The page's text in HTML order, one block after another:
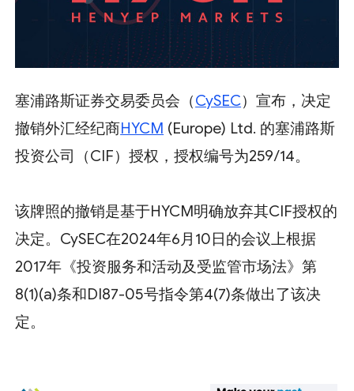
塞浦路斯证券交易委员会（CySEC）宣布，决定
撤销外汇经纪商HYCM (Europe) Ltd. 的塞浦路斯
投资公司（CIF）授权，授权编号为259/14。
该牌照的撤销是基于HYCM明确放弃其CIF授权的
决定。CySEC在2024年6月10日的会议上根据
2017年《投资服务和活动及受监管市场法》第
8(1)(a)条和DI87-05号指令第4(7)条做出了该决
定。